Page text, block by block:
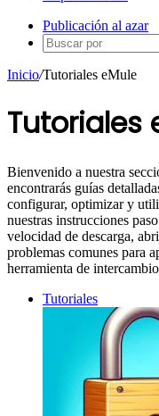
Publicación al azar
Inicio/Tutoriales eMule
Tutoriales
Bienvenido a nuestra
encontrarás guías
configurar, optimizar y
nuestras instrucciones
velocidad de descarga,
problemas comunes para
herramienta de
Tutoriales